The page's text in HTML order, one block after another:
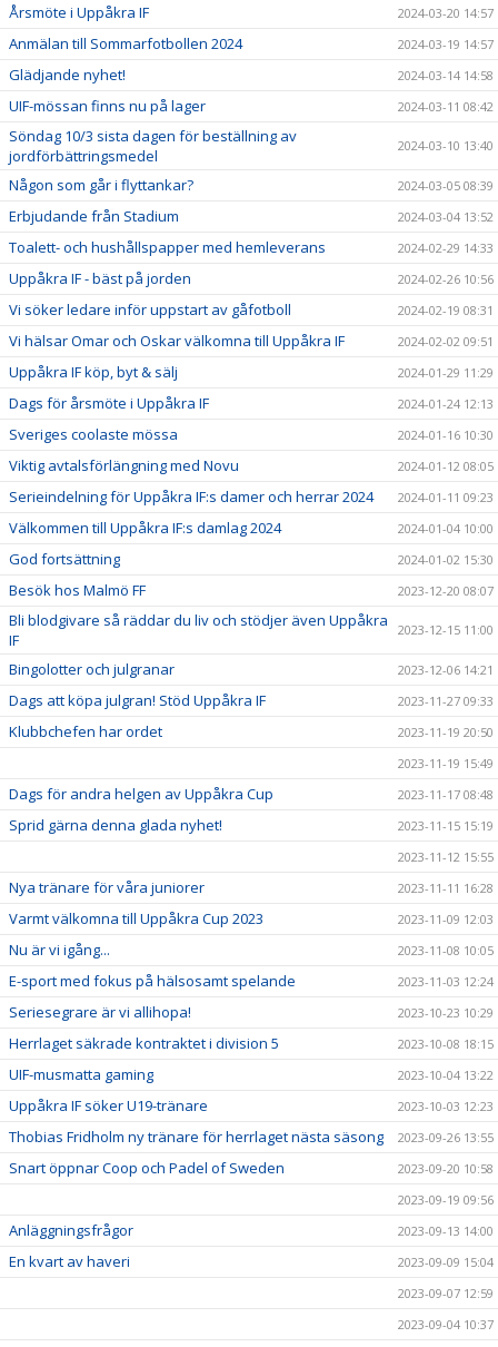
Årsmöte i Uppåkra IF 2024-03-20 14:57
Anmälan till Sommarfotbollen 2024 2024-03-19 14:57
Glädjande nyhet! 2024-03-14 14:58
UIF-mössan finns nu på lager 2024-03-11 08:42
Söndag 10/3 sista dagen för beställning av
jordförbättringsmedel
2024-03-10 13:40
Någon som går i flyttankar? 2024-03-05 08:39
Erbjudande från Stadium 2024-03-04 13:52
Toalett- och hushållspapper med hemleverans 2024-02-29 14:33
Uppåkra IF - bäst på jorden 2024-02-26 10:56
Vi söker ledare inför uppstart av gåfotboll 2024-02-19 08:31
Vi hälsar Omar och Oskar välkomna till Uppåkra IF 2024-02-02 09:51
Uppåkra IF köp, byt & sälj 2024-01-29 11:29
Dags för årsmöte i Uppåkra IF 2024-01-24 12:13
Sveriges coolaste mössa 2024-01-16 10:30
Viktig avtalsförlängning med Novu 2024-01-12 08:05
Serieindelning för Uppåkra IF:s damer och herrar 2024 2024-01-11 09:23
Välkommen till Uppåkra IF:s damlag 2024 2024-01-04 10:00
God fortsättning 2024-01-02 15:30
Besök hos Malmö FF 2023-12-20 08:07
Bli blodgivare så räddar du liv och stödjer även Uppåkra
IF
2023-12-15 11:00
Bingolotter och julgranar 2023-12-06 14:21
Dags att köpa julgran! Stöd Uppåkra IF 2023-11-27 09:33
Klubbchefen har ordet
2023-11-19 20:50
2023-11-19 15:49
Dags för andra helgen av Uppåkra Cup 2023-11-17 08:48
Sprid gärna denna glada nyhet!
2023-11-15 15:19
2023-11-12 15:55
Nya tränare för våra juniorer 2023-11-11 16:28
Varmt välkomna till Uppåkra Cup 2023 2023-11-09 12:03
Nu är vi igång... 2023-11-08 10:05
E-sport med fokus på hälsosamt spelande 2023-11-03 12:24
Seriesegrare är vi allihopa! 2023-10-23 10:29
Herrlaget säkrade kontraktet i division 5 2023-10-08 18:15
UIF-musmatta gaming 2023-10-04 13:22
Uppåkra IF söker U19-tränare 2023-10-03 12:23
Thobias Fridholm ny tränare för herrlaget nästa säsong 2023-09-26 13:55
Snart öppnar Coop och Padel of Sweden
2023-09-20 10:58
2023-09-19 09:56
Anläggningsfrågor 2023-09-13 14:00
En kvart av haveri
2023-09-09 15:04
2023-09-07 12:59
2023-09-04 10:37